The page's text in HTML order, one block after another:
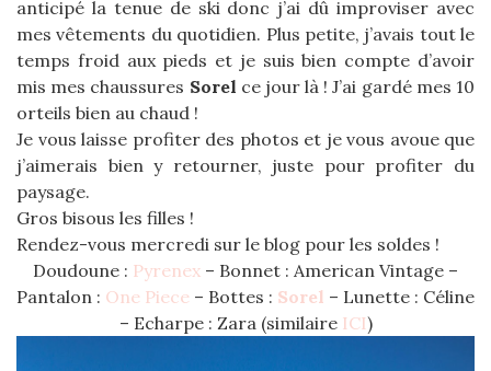
anticipé la tenue de ski donc j’ai dû improviser avec
mes vêtements du quotidien. Plus petite, j’avais tout le
temps froid aux pieds et je suis bien compte d’avoir
mis mes chaussures Sorel ce jour là ! J’ai gardé mes 10
orteils bien au chaud !
Je vous laisse profiter des photos et je vous avoue que
j’aimerais bien y retourner, juste pour profiter du
paysage.
Gros bisous les filles !
Rendez-vous mercredi sur le blog pour les soldes !
Doudoune : Pyrenex – Bonnet : American Vintage –
Pantalon : One Piece – Bottes : Sorel – Lunette : Céline
– Echarpe : Zara (similaire ICI)